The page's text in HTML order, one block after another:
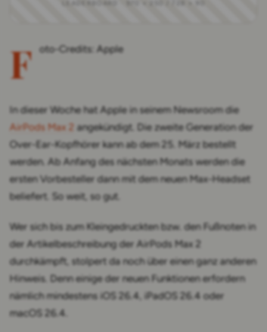
F oto-Credits: Apple
In dieser Woche hat Apple in seinem Newsroom die
AirPods Max 2
angekündigt. Die zweite Generation der
Over-Ear-Kopfhörer kann ab dem 25. März bestellt
werden. Ab Anfang des nächsten Monats werden die
ersten Vorbesteller dann mit dem neuen Max-Headset
beliefert. So weit, so gut.
Wer sich bis zum Kleingedruckten bzw. den Fußnoten in
der Artikelbeschreibung der AirPods Max 2
durchkämpft, stolpert da noch über einen ganz anderen
Hinweis. Denn einige der neuen Funktionen erfordern
nämlich mindestens iOS 26.4, iPadOS 26.4 oder
macOS 26.4.